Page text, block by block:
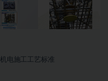
机电施工工艺标准